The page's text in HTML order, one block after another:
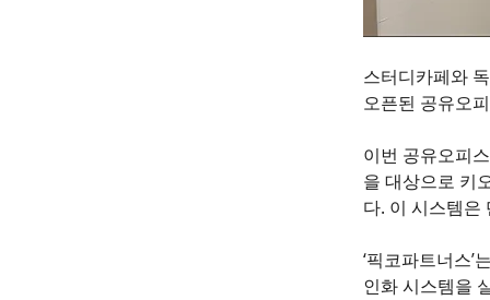
스터디카페와
오픈된 공유오
이번 공유오피
을 대상으로 키
다. 이 시스템은
‘픽코파트너스
인화 시스템을